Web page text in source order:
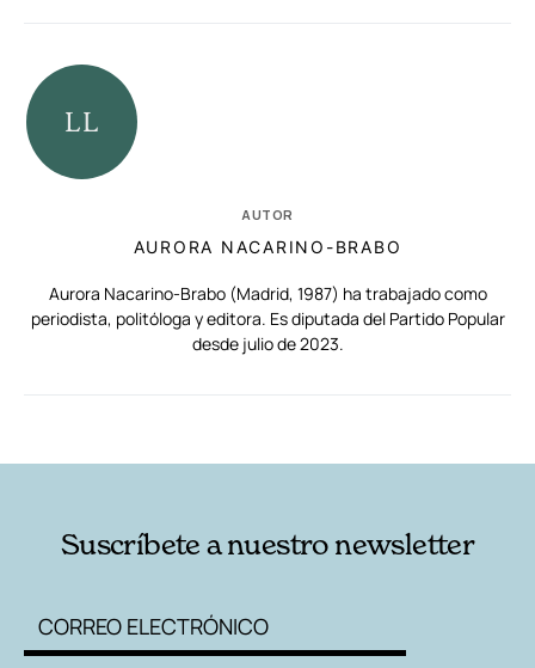
AUTOR
AURORA NACARINO-BRABO
Aurora Nacarino-Brabo (Madrid, 1987) ha trabajado como
periodista, politóloga y editora. Es diputada del Partido Popular
desde julio de 2023.
Suscríbete a nuestro newsletter